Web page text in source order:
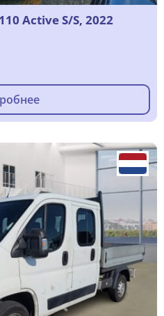
Active S/S, 2022